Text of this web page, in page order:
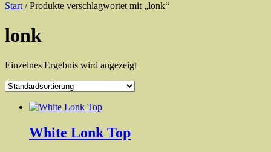
Start / Produkte verschlagwortet mit „lonk“
lonk
Einzelnes Ergebnis wird angezeigt
White Lonk Top